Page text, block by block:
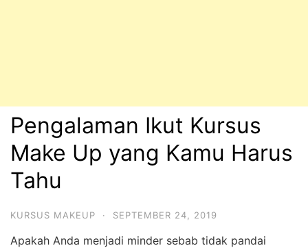
Pengalaman Ikut Kursus
Make Up yang Kamu Harus
Tahu
KURSUS MAKEUP · SEPTEMBER 24, 2019
Apakah Anda menjadi minder sebab tidak pandai